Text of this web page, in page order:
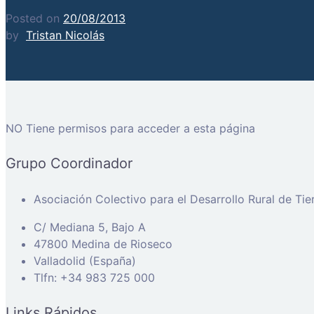
Posted on 20/08/2013
by Tristan Nicolás
NO Tiene permisos para acceder a esta página
Grupo Coordinador
Asociación Colectivo para el Desarrollo Rural de
C/ Mediana 5, Bajo A
47800 Medina de Rioseco
Valladolid (España)
Tlfn: +34 983 725 000